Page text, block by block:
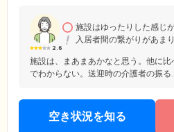
2.6
施設はゆったりした感じ
入居者間の繋がりがあま
施設は、まあまあかなと思う。他に
でわからない。送迎時の介護者の振る
空き状況を知る